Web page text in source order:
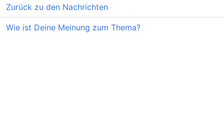
Zurück zu den Nachrichten
Wie ist Deine Meinung zum Thema?